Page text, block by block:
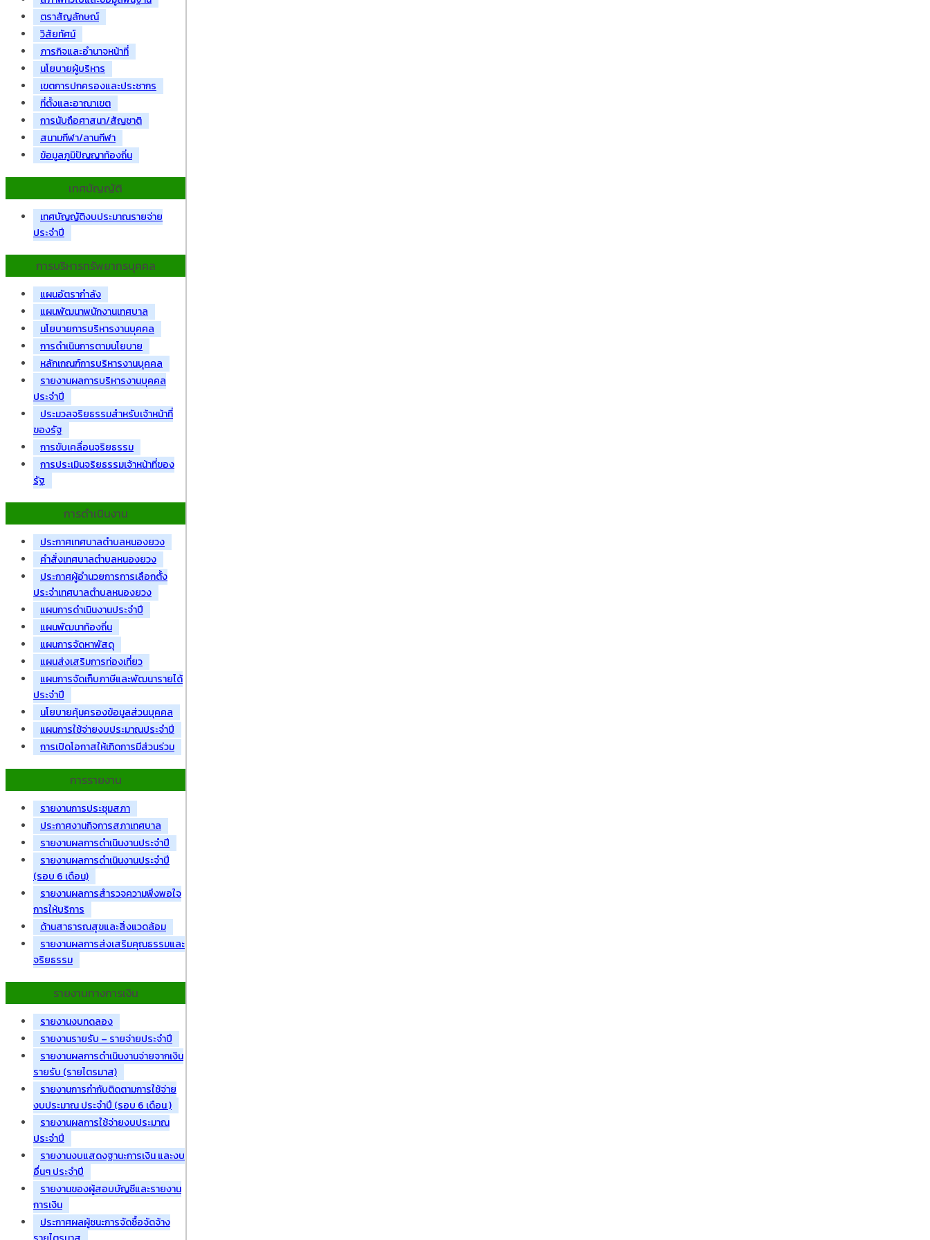
ตราสัญลักษณ์
วิสัยทัศน์
ภารกิจและอำนาจหน้าที่
นโยบายผู้บริหาร
เขตการปกครองและประชากร
ที่ตั้งและอาณาเขต
การนับถือศาสนา/สัญชาติ
สนามกีฬา/ลานกีฬา
ข้อมูลภูมิปัญญาท้องถิ่น
เทศบัญญัติ
เทศบัญญัติงบประมาณรายจ่าย
ประจำปี
การบริหารทรัพยากรบุคคล
แผนอัตรากำลัง
แผนพัฒนาพนักงานเทศบาล
นโยบายการบริหารงานบุคคล
การดำเนินการตามนโยบาย
หลักเกณฑ์การบริหารงานบุคคล
รายงานผลการบริหารงานบุคคล
ประจำปี
ประมวลจริยธรรมสำหรับเจ้าหน้าที่
ของรัฐ
การขับเคลื่อนจริยธรรม
การประเมินจริยธรรมเจ้าหน้าที่ของ
รัฐ
การดำเนินงาน
ประกาศเทศบาลตำบลหนองยวง
คำสั่งเทศบาลตำบลหนองยวง
ประกาศผู้อำนวยการการเลือกตั้ง
ประจำเทศบาลตำบลหนองยวง
แผนการดำเนินงานประจำปี
แผนพัฒนาท้องถิ่น
แผนการจัดหาพัสดุ
แผนส่งเสริมการท่องเที่ยว
แผนการจัดเก็บภาษีและพัฒนารายได้
ประจำปี
นโยบายคุ้มครองข้อมูลส่วนบุคคล
แผนการใช้จ่ายงบประมาณประจำปี
การเปิดโอกาสให้เกิดการมีส่วนร่วม
การรายงาน
รายงานการประชุมสภา
ประกาศงานกิจการสภาเทศบาล
รายงานผลการดำเนินงานประจำปี
รายงานผลการดำเนินงานประจำปี
(รอบ 6 เดือน)
รายงานผลการสำรวจความพึงพอใจ
การให้บริการ
ด้านสาธารณสุขและสิ่งแวดล้อม
รายงานผลการส่งเสริมคุณธรรมและ
จริยธรรม
รายงานทางการเงิน
รายงานงบทดลอง
รายงานรายรับ – รายจ่ายประจำปี
รายงานผลการดำเนินงานจ่ายจากเงิน
รายรับ (รายไตรมาส)
รายงานการกำกับติดตามการใช้จ่าย
งบประมาณ ประจำปี (รอบ 6 เดือน )
รายงานผลการใช้จ่ายงบประมาณ
ประจำปี
รายงานงบแสดงฐานะการเงิน และงบ
อื่นๆ ประจำปี
รายงานของผู้สอบบัญชีและรายงาน
การเงิน
ประกาศผลผู้ชนะการจัดซื้อจัดจ้าง